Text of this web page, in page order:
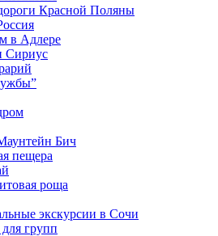
Красной Поляны
в Адлере
Сириус
Бич
пещера
роща
экскурсии в Сочи
групп